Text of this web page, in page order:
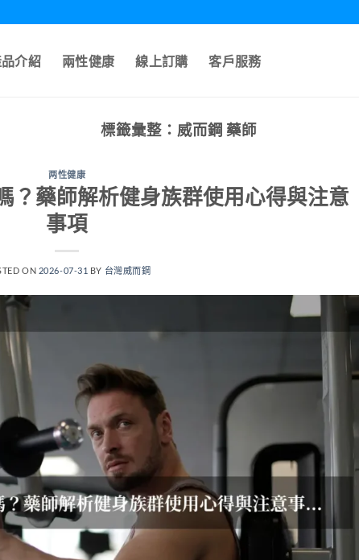
介紹 兩性健康 線上訂購 客戶服務
標籤彙整： 威而鋼 藥師
两性健康
？藥師解析健身族群使用心得與注意
事項
ON 2026-07-31 BY 台灣威而鋼